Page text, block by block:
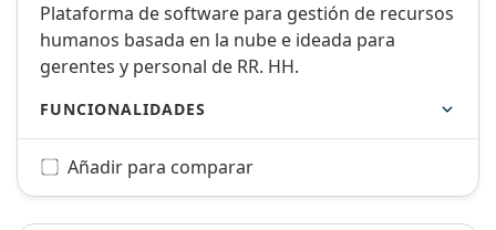
Plataforma de software para gestión de recursos
humanos basada en la nube e ideada para
gerentes y personal de RR. HH.
FUNCIONALIDADES
Añadir para comparar